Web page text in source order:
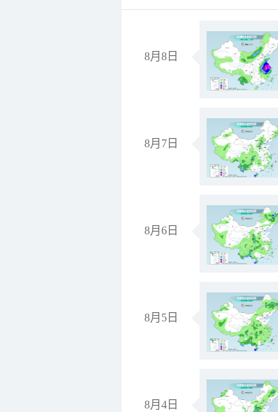
8月8日
8月7日
8月6日
8月5日
8月4日